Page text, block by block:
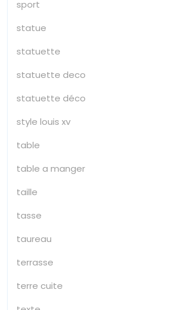
sport
statue
statuette
statuette deco
statuette déco
style louis xv
table
table a manger
taille
tasse
taureau
terrasse
terre cuite